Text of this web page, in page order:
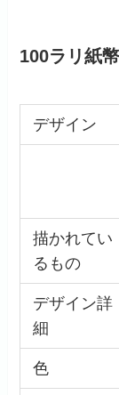
100ラリ紙幣
デザイン
描かれてい
るもの
デザイン詳
細
色